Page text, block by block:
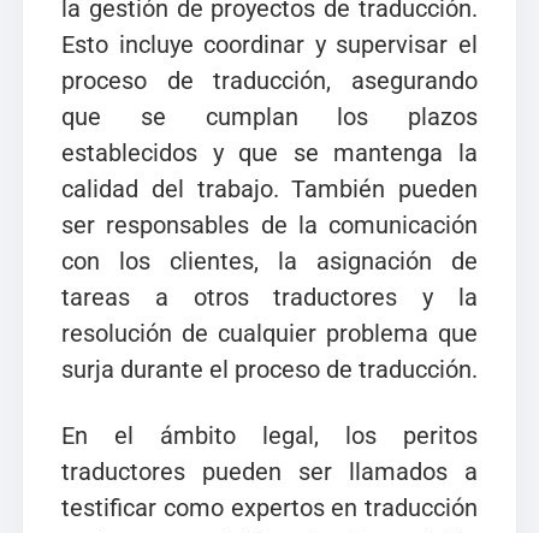
la gestión de proyectos de traducción.
Esto incluye coordinar y supervisar el
proceso de traducción, asegurando
que se cumplan los plazos
establecidos y que se mantenga la
calidad del trabajo. También pueden
ser responsables de la comunicación
con los clientes, la asignación de
tareas a otros traductores y la
resolución de cualquier problema que
surja durante el proceso de traducción.
En el ámbito legal, los peritos
traductores pueden ser llamados a
testificar como expertos en traducción